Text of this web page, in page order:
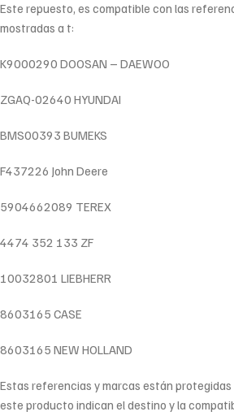
Este repuesto, es compatible con las
mostradas a t:
K9000290 DOOSAN – DAEWOO
ZGAQ-02640 HYUNDAI
BMS00393 BUMEKS
F437226 John Deere
5904662089 TEREX
4474 352 133 ZF
10032801 LIEBHERR
8603165 CASE
8603165 NEW HOLLAND
Estas referencias y marcas están
este producto indican el destino y la